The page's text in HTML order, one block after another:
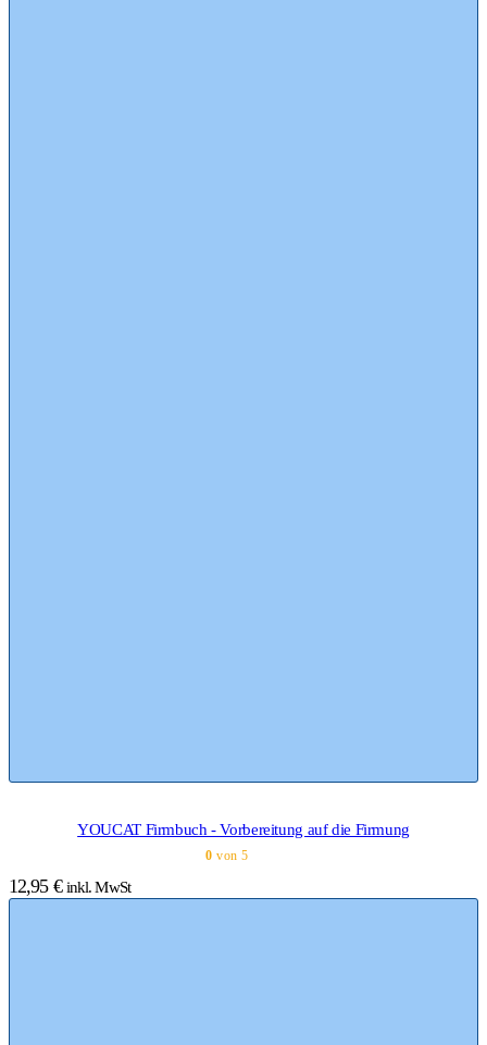
YOUCAT Firmbuch - Vorbereitung auf die Firmung
0 von 5
12,95 € inkl. MwSt